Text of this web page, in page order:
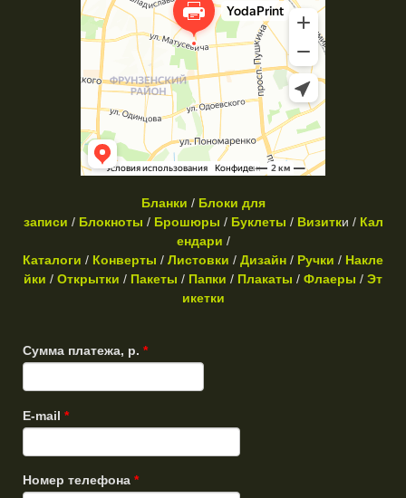
Бланки / Блоки для
записи / Блокноты / Брошюры / Буклеты / Визитки / Кал
ендари /
Каталоги / Конверты / Листовки / Дизайн / Ручки / Накле
йки / Открытки / Пакеты / Папки / Плакаты / Флаеры / Эт
икетки
Сумма платежа, р. *
E-mail *
Номер телефона *